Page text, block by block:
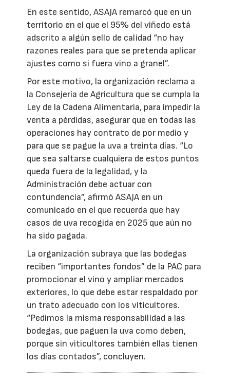
En este sentido, ASAJA remarcó que en un
territorio en el que el 95% del viñedo está
adscrito a algún sello de calidad “no hay
razones reales para que se pretenda aplicar
ajustes como si fuera vino a granel”.
Por este motivo, la organización reclama a
la Consejería de Agricultura que se cumpla la
Ley de la Cadena Alimentaria, para impedir la
venta a pérdidas, asegurar que en todas las
operaciones hay contrato de por medio y
para que se pague la uva a treinta días. “Lo
que sea saltarse cualquiera de estos puntos
queda fuera de la legalidad, y la
Administración debe actuar con
contundencia”, afirmó ASAJA en un
comunicado en el que recuerda que hay
casos de uva recogida en 2025 que aún no
ha sido pagada.
La organización subraya que las bodegas
reciben “importantes fondos” de la PAC para
promocionar el vino y ampliar mercados
exteriores, lo que debe estar respaldado por
un trato adecuado con los viticultores.
“Pedimos la misma responsabilidad a las
bodegas, que paguen la uva como deben,
porque sin viticultores también ellas tienen
los días contados”, concluyen.